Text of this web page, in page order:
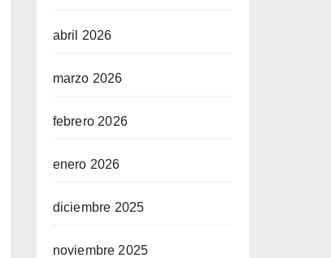
abril 2026
marzo 2026
febrero 2026
enero 2026
diciembre 2025
noviembre 2025